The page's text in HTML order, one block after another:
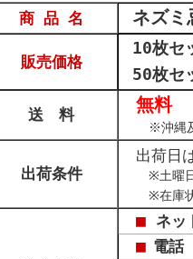
商 品 名 ネズ
販売価格
10枚
50枚セ
送 料 無料
※沖縄
出荷条件
出荷日
※土曜
※在庫状
■ ネ
■ 電